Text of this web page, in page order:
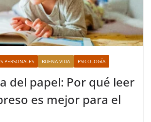
PERSONALES BUENA VIDA PSICOLOGÍA
del papel: Por qué leer
es mejor para el